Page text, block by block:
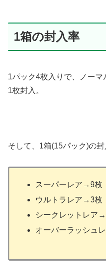
1箱の封入率
1パック4枚入りで、ノー
1枚封入。
そして、1箱(15パック)の
スーパーレア→9枚
ウルトラレア→3枚
シークレットレア
オーバーラッシュ